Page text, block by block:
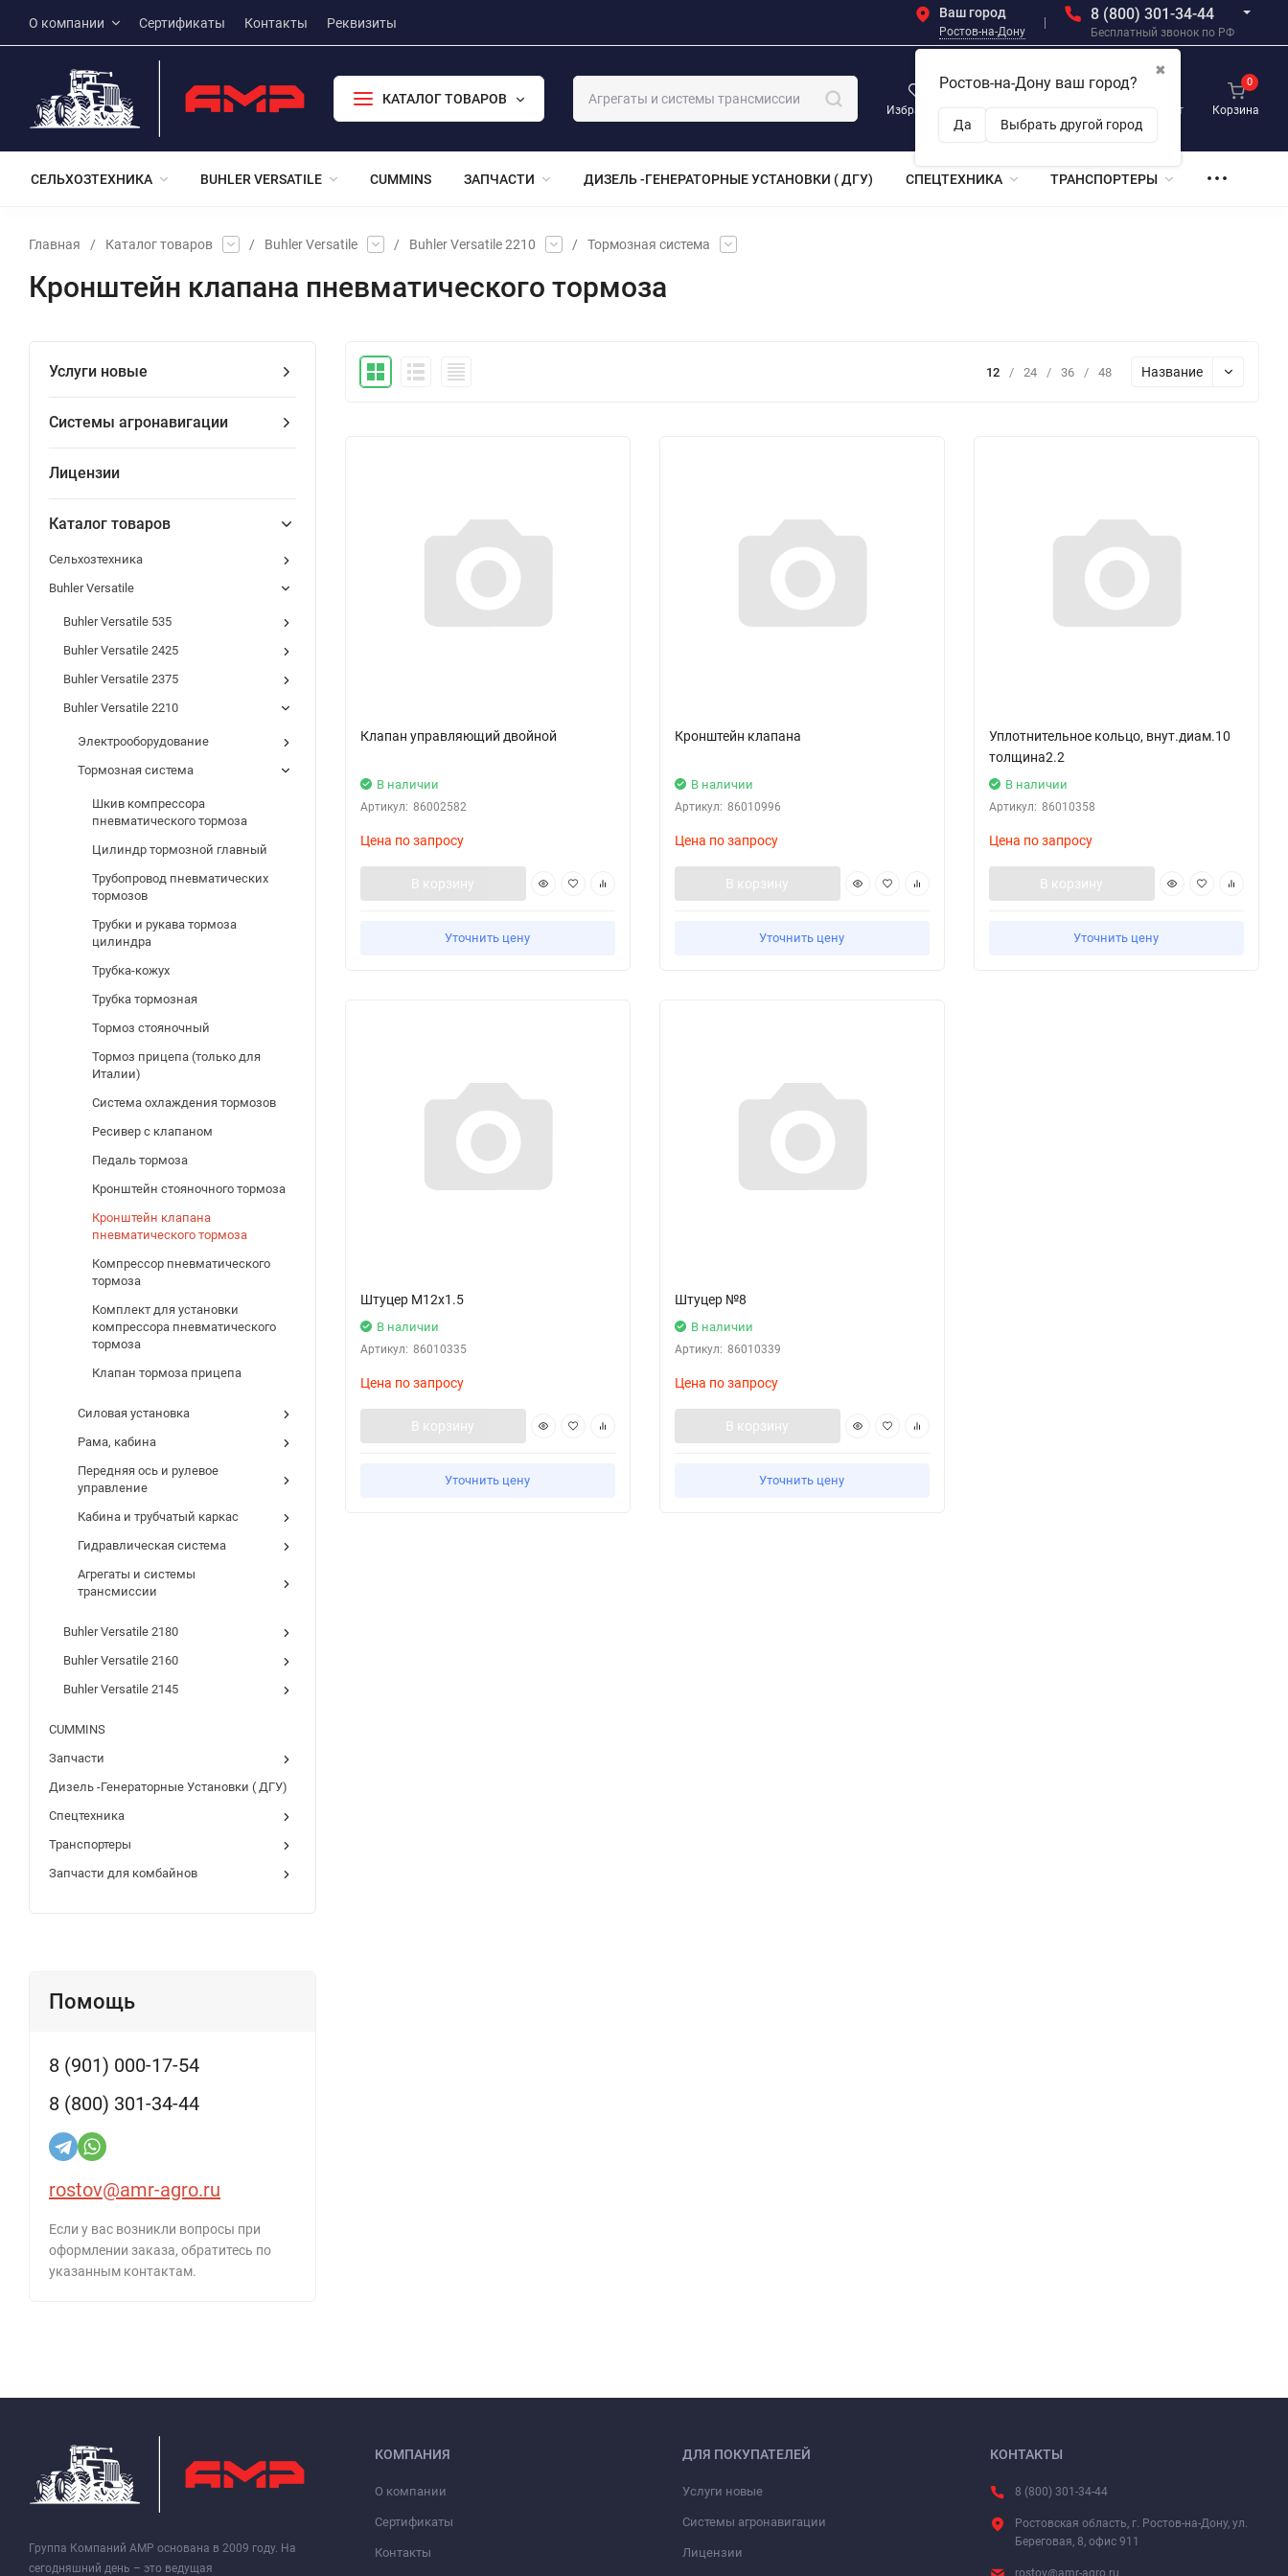
О компании Сертификаты Контакты Реквизиты
Ваш город
Ростов-на-Дону
✖
Ростов-на-Дону ваш город?
Да Выбрать другой город
8 (800) 301-34-44
Бесплатный звонок по РФ
КАТАЛОГ ТОВАРОВ
Избранное
0
Личный кабинет Корзина
0
СЕЛЬХОЗТЕХНИКА BUHLER VERSATILE CUMMINS ЗАПЧАСТИ ДИЗЕЛЬ -ГЕНЕРАТОРНЫЕ УСТАНОВКИ ( ДГУ) СПЕЦТЕХНИКА ТРАНСПОРТЕРЫ
Главная / Каталог товаров / Buhler Versatile / Buhler Versatile 2210 / Тормозная система
Кронштейн клапана пневматического тормоза
Услуги новые
Системы агронавигации
Лицензии
Каталог товаров
Сельхозтехника
Buhler Versatile
Buhler Versatile 535
Buhler Versatile 2425
Buhler Versatile 2375
Buhler Versatile 2210
Электрооборудование
Тормозная система
Шкив компрессора
пневматического тормоза
Цилиндр тормозной главный
Трубопровод пневматических
тормозов
Трубки и рукава тормоза
цилиндра
Трубка-кожух
Трубка тормозная
Тормоз стояночный
Тормоз прицепа (только для
Италии)
Система охлаждения тормозов
Ресивер с клапаном
Педаль тормоза
Кронштейн стояночного тормоза
Кронштейн клапана
пневматического тормоза
Компрессор пневматического
тормоза
Комплект для установки
компрессора пневматического
тормоза
Клапан тормоза прицепа
Силовая установка
Рама, кабина
Передняя ось и рулевое
управление
Кабина и трубчатый каркас
Гидравлическая система
Агрегаты и системы
трансмиссии
Buhler Versatile 2180
Buhler Versatile 2160
Buhler Versatile 2145
CUMMINS
Запчасти
Дизель -Генераторные Установки ( ДГУ)
Спецтехника
Транспортеры
Запчасти для комбайнов
Помощь
8 (901) 000-17-54
8 (800) 301-34-44
rostov@amr-agro.ru
Если у вас возникли вопросы при
оформлении заказа, обратитесь по
указанным контактам.
12 / 24 / 36 / 48 Название
Клапан управляющий двойной
В наличии
Артикул: 86002582
Цена по запросу
В корзину
Уточнить цену
Кронштейн клапана
В наличии
Артикул: 86010996
Цена по запросу
В корзину
Уточнить цену
Уплотнительное кольцо, внут.диам.10
толщина2.2
В наличии
Артикул: 86010358
Цена по запросу
В корзину
Уточнить цену
Штуцер M12х1.5
В наличии
Артикул: 86010335
Цена по запросу
В корзину
Уточнить цену
Штуцер №8
В наличии
Артикул: 86010339
Цена по запросу
В корзину
Уточнить цену
Группа Компаний АМР основана в 2009 году. На
сегодняшний день – это ведущая
КОМПАНИЯ
О компании
Сертификаты
Контакты
ДЛЯ ПОКУПАТЕЛЕЙ
Услуги новые
Системы агронавигации
Лицензии
КОНТАКТЫ
8 (800) 301-34-44
Ростовская область, г. Ростов-на-Дону, ул.
Береговая, 8, офис 911
rostov@amr-agro.ru